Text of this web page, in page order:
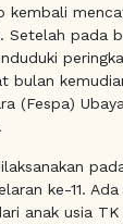
kembali
Setelah pada
bulan
(Fespa)
ke-11.
anak usia